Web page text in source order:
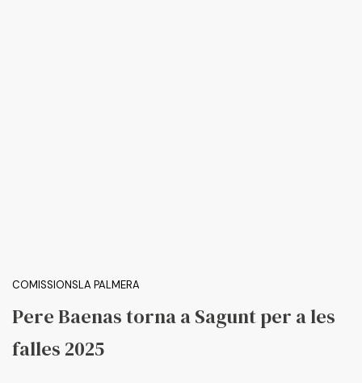
COMISSIONSLA PALMERA
Pere Baenas torna a Sagunt per a les
falles 2025